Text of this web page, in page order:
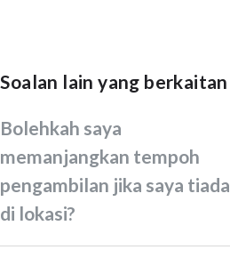
Soalan lain yang berkaitan
Bolehkah saya
memanjangkan tempoh
pengambilan jika saya tiada
di lokasi?